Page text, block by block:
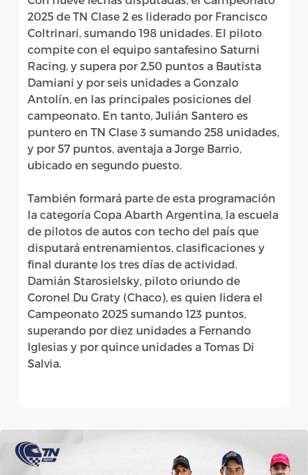
2025 de TN Clase 2 es liderado por Francisco
Coltrinari, sumando 198 unidades. El piloto
compite con el equipo santafesino Saturni
Racing, y supera por 2,50 puntos a Bautista
Damiani y por seis unidades a Gonzalo
Antolín, en las principales posiciones del
campeonato. En tanto, Julián Santero es
puntero en TN Clase 3 sumando 258 unidades,
y por 57 puntos, aventaja a Jorge Barrio,
ubicado en segundo puesto.
También formará parte de esta programación
la categoría Copa Abarth Argentina, la escuela
de pilotos de autos con techo del país que
disputará entrenamientos, clasificaciones y
final durante los tres días de actividad.
Damián Starosielsky, piloto oriundo de
Coronel Du Graty (Chaco), es quien lidera el
Campeonato 2025 sumando 123 puntos,
superando por diez unidades a Fernando
Iglesias y por quince unidades a Tomas Di
Salvia.